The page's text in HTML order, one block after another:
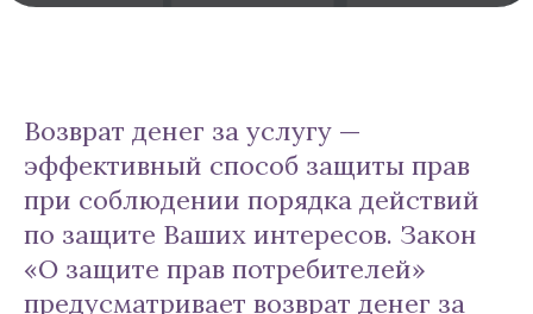
Возврат денег за услугу —
эффективный способ защиты прав
при соблюдении порядка действий
по защите Ваших интересов. Закон
«О защите прав потребителей»
предусматривает возврат денег за